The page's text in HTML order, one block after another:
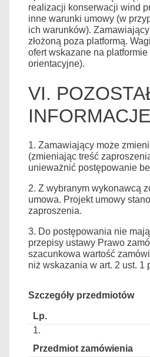
realizacji konserwacji wind
inne warunki umowy (w
ich warunków).
złożoną poza platformą.
ofert wskazane na
orientacyjne).
VI.
INFORMACJE
1. Zamawiający może
(zmieniając treść
unieważnić postępowanie
2. Z wybranym wykonawcą
umowa. Projekt umowy
zaproszenia.
3. Do postępowania nie
przepisy ustawy Prawo
szacunkowa wartość
niż wskazania w art. 2 ust. 1
Szczegóły przedmiotów
1.